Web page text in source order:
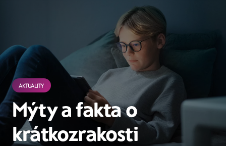
AKTUALITY
Mýty a fakta o
krátkozrakosti